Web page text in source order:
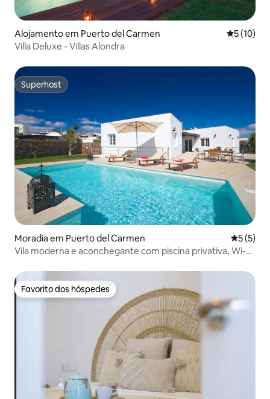
Alojamento em Puerto del Carmen
5 (10)
Villa Deluxe - Villas Alondra
Superhost
Superhost
Moradia em Puerto del Carmen
5 (5)
Vila moderna e aconchegante com piscina privativa, Wi-Fi,
Favorito dos hóspedes
Favorito dos hóspedes